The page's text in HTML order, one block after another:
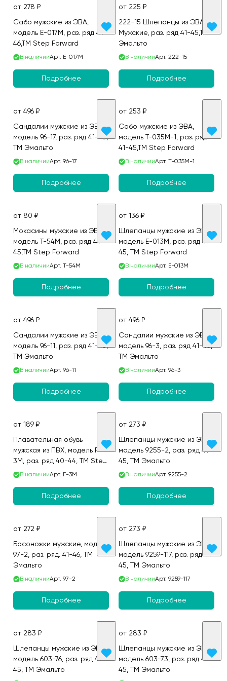
от 278 ₽
Сабо мужские из ЭВА,
модель E-017M, раз. ряд 41-
46,ТМ Step Forward
В наличииАрт. E-017M
Подробнее
от 225 ₽
222-15 Шлепанцы из ЭВА
Мужские, раз. ряд 41-45,ТМ
Эмальто
В наличииАрт. 222-15
Подробнее
от 496 ₽
Сандалии мужские из ЭВА,
модель 96-17, раз. ряд 41-45,
ТМ Эмальто
В наличииАрт. 96-17
Подробнее
от 253 ₽
Сабо мужские из ЭВА,
модель T-035M-1, раз. ряд
41-45,ТМ Step Forward
В наличииАрт. T-035M-1
Подробнее
от 80 ₽
Мокасины мужские из ЭВА,
модель T-54М, раз. ряд 41-
45,ТМ Step Forward
В наличииАрт. T-54M
Подробнее
от 136 ₽
Шлепанцы мужские из ЭВА,
модель E-013M, раз. ряд 41-
45, ТМ Step Forward
В наличииАрт. E-013M
Подробнее
от 496 ₽
Сандалии мужские из ЭВА,
модель 96-11, раз. ряд 41-45,
ТМ Эмальто
В наличииАрт. 96-11
Подробнее
от 496 ₽
Сандалии мужские из ЭВА,
модель 96-3, раз. ряд 41-45,
ТМ Эмальто
В наличииАрт. 96-3
Подробнее
от 189 ₽
Плавательная обувь
мужская из ПВХ, модель F-
3M, раз. ряд 40-44, ТМ Step
Forward
В наличииАрт. F-3M
Подробнее
от 273 ₽
Шлепанцы мужские из ЭВА,
модель 9255-2, раз. ряд 41-
45, ТМ Эмальто
В наличииАрт. 9255-2
Подробнее
от 272 ₽
Босоножки мужские, модель
97-2, раз. ряд. 41-46, ТМ
Эмальто
В наличииАрт. 97-2
Подробнее
от 273 ₽
Шлепанцы мужские из ЭВА,
модель 9259-117, раз. ряд 41-
45, ТМ Эмальто
В наличииАрт. 9259-117
Подробнее
от 283 ₽
Шлепанцы мужские из ЭВА,
модель 603-76, раз. ряд 41-
45, ТМ Эмальто
от 283 ₽
Шлепанцы мужские из ЭВА,
модель 603-73, раз. ряд 41-
45, ТМ Эмальто